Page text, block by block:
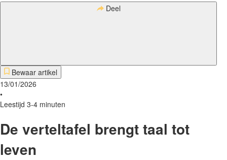
Deel
Bewaar artikel
13/01/2026
•
Leestijd 3-4 minuten
De verteltafel brengt taal tot
leven